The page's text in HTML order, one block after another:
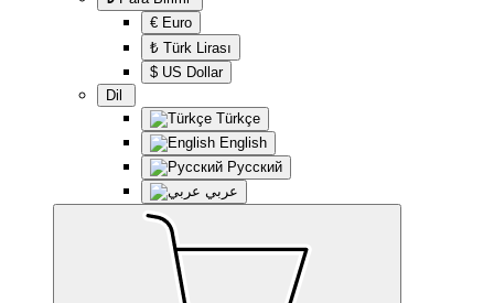
€ Euro
₺ Türk Lirası
$ US Dollar
Dil
Türkçe
English
Русский
عربي